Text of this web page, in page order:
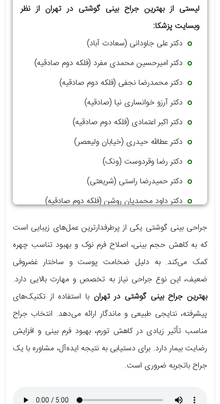
لیستی از بهترین جراح بینی گوشتی در تهران از نظر
وبسایت پزشکا:
دکتر علی جاودانی (سعادت آباد)
دکتر امیرحسین محمدی مفرد (فلکه دوم صادقیه)
دکتر محمدرضا نجفی (فلکه دوم صادقیه)
دکتر آرزو خوانساری نیا (صادقیه)
دکتر اکبر اعتمادی (فلکه دوم صادقیه)
دکتر عطالله حیدری (خیابان ولیعصر)
دکتر رضا وقردوست (ونک)
دکتر حمیدرضا راستی (شریعتی)
دکتر داود محمدیان روشن (فلکه دوم صادقیه)
جراحی بینی گوشتی یکی از پرطرفدارترین عمل‌های زیبایی است
که به کاهش حجم بینی، اصلاح فرم نوک و بهبود تناسب چهره
کمک می‌کند. به دلیل ضخامت پوست و ساختار غضروفی
ضعیف، این نوع جراحی نیاز به تخصص و مهارت بالایی دارد.
بهترین جراح بینی گوشتی در تهران با استفاده از تکنیک‌های
پیشرفته، نتایجی طبیعی و ماندگار ارائه می‌دهد. انتخاب جراح
مناسب تأثیر زیادی در کاهش تورم، بهبود فرم بینی و افزایش
رضایت بیمار دارد. برای دستیابی به نتیجه ایده‌آل، مشاوره با یک
جراح باتجربه ضروری است.